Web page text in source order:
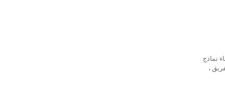
نماذج
،